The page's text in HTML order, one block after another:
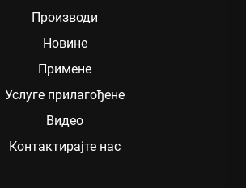
Производи
Новине
Примене
Услуге прилагођене
Видео
Контактирајте нас